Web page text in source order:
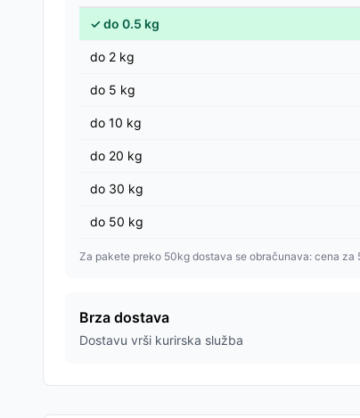
✓do 0.5 kg
do 2 kg
do 5 kg
do 10 kg
do 20 kg
do 30 kg
do 50 kg
Za pakete preko 50kg dostava se obračunava: cena
Brza dostava
Dostavu vrši kurirska služba